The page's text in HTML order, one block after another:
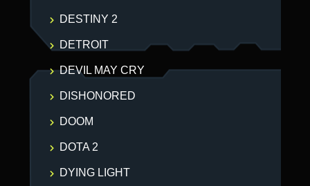
DESTINY 2
DETROIT
DEVIL MAY CRY
DISHONORED
DOOM
DOTA 2
DYING LIGHT